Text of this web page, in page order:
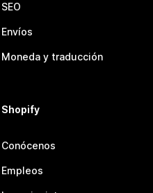
SEO
Envíos
Moneda y traducción
Shopify
Conócenos
Empleos